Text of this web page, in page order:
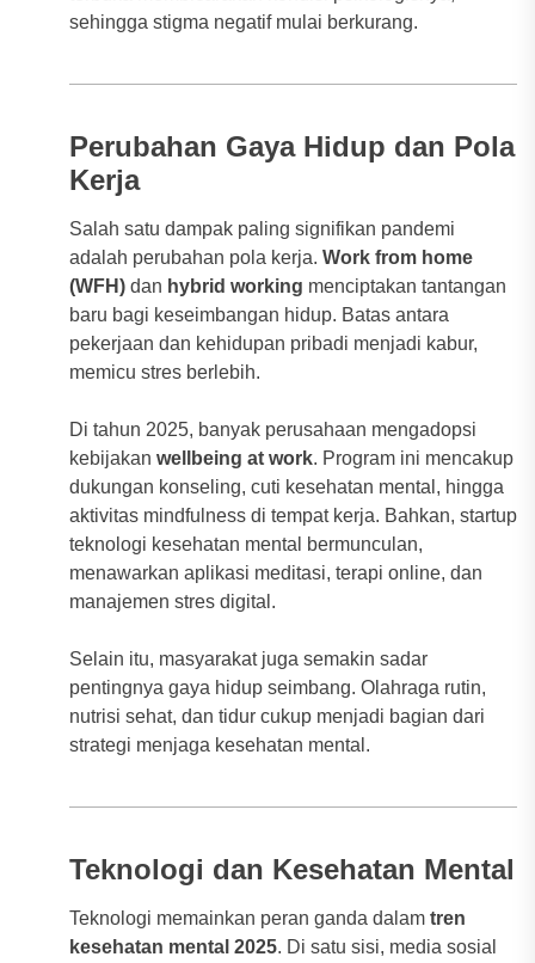
sehingga stigma negatif mulai berkurang.
Perubahan Gaya Hidup dan Pola
Kerja
Salah satu dampak paling signifikan pandemi
adalah perubahan pola kerja. Work from home
(WFH)dan hybrid working menciptakan tantangan
baru bagi keseimbangan hidup. Batas antara
pekerjaan dan kehidupan pribadi menjadi kabur,
memicu stres berlebih.
Di tahun 2025, banyak perusahaan mengadopsi
kebijakan wellbeing at work. Program ini mencakup
dukungan konseling, cuti kesehatan mental, hingga
aktivitas mindfulness di tempat kerja. Bahkan, startup
teknologi kesehatan mental bermunculan,
menawarkan aplikasi meditasi, terapi online, dan
manajemen stres digital.
Selain itu, masyarakat juga semakin sadar
pentingnya gaya hidup seimbang. Olahraga rutin,
nutrisi sehat, dan tidur cukup menjadi bagian dari
strategi menjaga kesehatan mental.
Teknologi dan Kesehatan Mental
Teknologi memainkan peran ganda dalam tren
kesehatan mental 2025. Di satu sisi, media sosial